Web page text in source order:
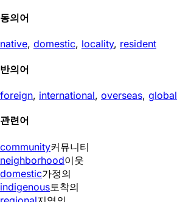
동의어
native, domestic, locality, resident
반의어
foreign, international, overseas, global
관련어
community커뮤니티
neighborhood이웃
domestic가정의
indigenous토착의